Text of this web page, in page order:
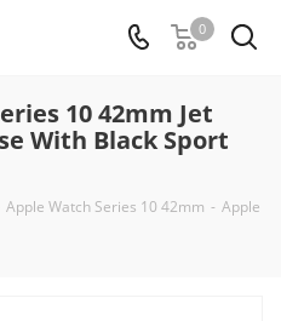
0
10 42mm Jet
With Black Sport
Apple Watch Series 10 42mm - Apple